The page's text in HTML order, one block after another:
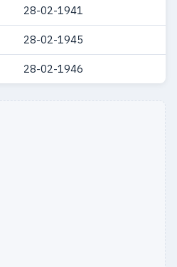
28-02-1941
28-02-1945
28-02-1946